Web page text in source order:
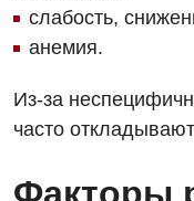
Видео
Эндоскопическое
Для взрослых
Акушерство и
Аллергология,
Декларирование
Русский
слабость,
анемия.
Из-за
часто